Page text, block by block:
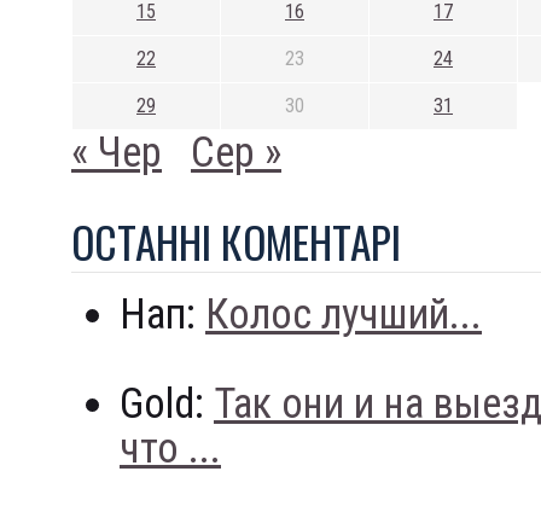
15 16 17
22 23 24
29 30 31
« Чер Сер »
ОСТАННI КОМЕНТАРI
Нап: Колос лучший...
Gold: Так они и на
что ...